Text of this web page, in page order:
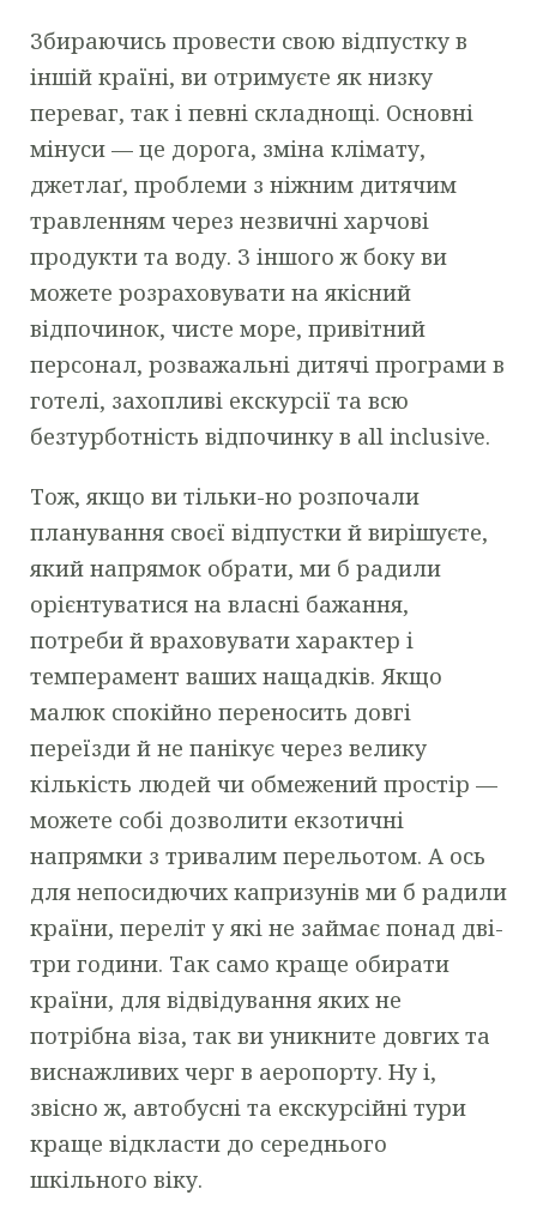
Збираючись провести свою відпустку в
іншій країні, ви отримуєте як низку
переваг, так і певні складнощі. Основні
мінуси — це дорога, зміна клімату,
джетлаґ, проблеми з ніжним дитячим
травленням через незвичні харчові
продукти та воду. З іншого ж боку ви
можете розраховувати на якісний
відпочинок, чисте море, привітний
персонал, розважальні дитячі програми в
готелі, захопливі екскурсії та всю
безтурботність відпочинку в all inclusive.
Тож, якщо ви тільки-но розпочали
планування своєї відпустки й вирішуєте,
який напрямок обрати, ми б радили
орієнтуватися на власні бажання,
потреби й враховувати характер і
темперамент ваших нащадків. Якщо
малюк спокійно переносить довгі
переїзди й не панікує через велику
кількість людей чи обмежений простір —
можете собі дозволити екзотичні
напрямки з тривалим перельотом. А ось
для непосидючих капризунів ми б радили
країни, переліт у які не займає понад дві-
три години. Так само краще обирати
країни, для відвідування яких не
потрібна віза, так ви уникните довгих та
виснажливих черг в аеропорту. Ну і,
звісно ж, автобусні та екскурсійні тури
краще відкласти до середнього
шкільного віку.